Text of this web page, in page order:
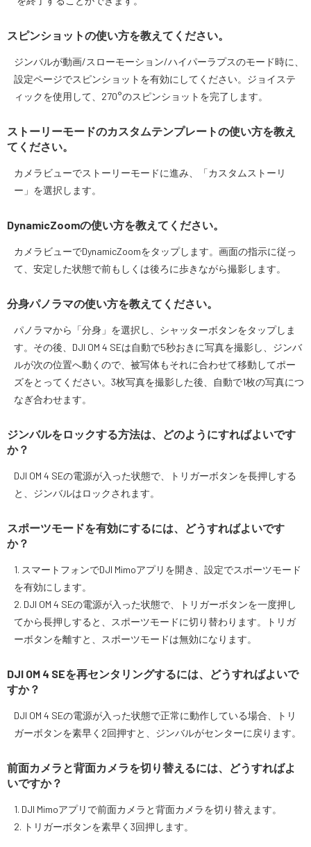
スピンショットの使い方を教えてください。
ジンバルが動画/スローモーション/ハイパーラプスのモード時に、
設定ページでスピンショットを有効にしてください。ジョイステ
ィックを使用して、270°のスピンショットを完了します。
ストーリーモードのカスタムテンプレートの使い方を教え
てください。
カメラビューでストーリーモードに進み、「カスタムストーリ
ー」を選択します。
DynamicZoomの使い方を教えてください。
カメラビューでDynamicZoomをタップします。画面の指示に従っ
て、安定した状態で前もしくは後ろに歩きながら撮影します。
分身パノラマの使い方を教えてください。
パノラマから「分身」を選択し、シャッターボタンをタップしま
す。その後、DJI OM 4 SEは自動で5秒おきに写真を撮影し、ジンバ
ルが次の位置へ動くので、被写体もそれに合わせて移動してポー
ズをとってください。3枚写真を撮影した後、自動で1枚の写真につ
なぎ合わせます。
ジンバルをロックする方法は、どのようにすればよいです
か？
DJI OM 4 SEの電源が入った状態で、トリガーボタンを長押しする
と、ジンバルはロックされます。
スポーツモードを有効にするには、どうすればよいです
か？
1. スマートフォンでDJI Mimoアプリを開き、設定でスポーツモード
を有効にします。
2. DJI OM 4 SEの電源が入った状態で、トリガーボタンを一度押し
てから長押しすると、スポーツモードに切り替わります。トリガ
ーボタンを離すと、スポーツモードは無効になります。
DJI OM 4 SEを再センタリングするには、どうすればよいで
すか？
DJI OM 4 SEの電源が入った状態で正常に動作している場合、トリ
ガーボタンを素早く2回押すと、ジンバルがセンターに戻ります。
前面カメラと背面カメラを切り替えるには、どうすればよ
いですか？
1. DJI Mimoアプリで前面カメラと背面カメラを切り替えます。
2. トリガーボタンを素早く3回押します。